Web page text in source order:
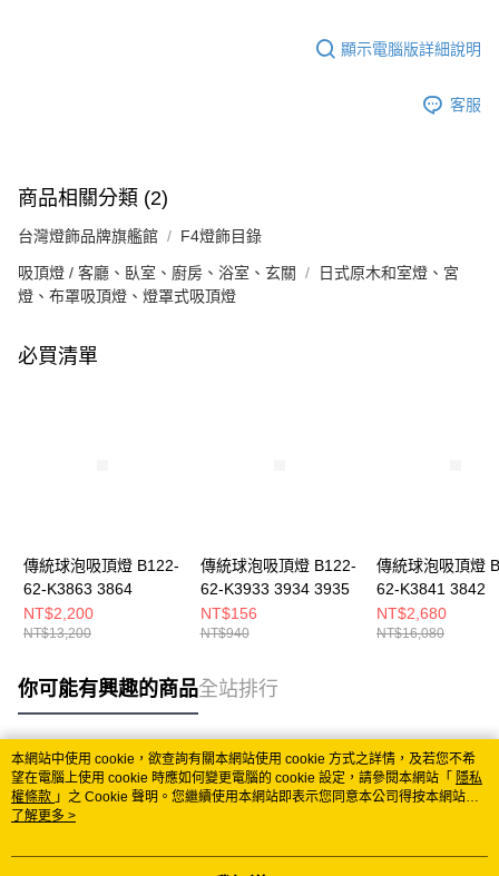
顯示電腦版詳細說明
客服
商品相關分類 (2)
台灣燈飾品牌旗艦館 F4燈飾目錄
吸頂燈 / 客廳、臥室、廚房、浴室、玄關
日式原木和室燈、宮
燈、布罩吸頂燈、燈罩式吸頂燈
必買清單
傳統球泡吸頂燈 B122-
62-K3863 3864
NT$2,200
NT$13,200
傳統球泡吸頂燈 B122-
62-K3933 3934 3935
NT$156
NT$940
傳統球泡吸頂燈
62-K3841 3842
NT$2,680
NT$16,080
你可能有興趣的商品全站排行
熱門標籤
本網站中使用 cookie，欲查詢有關本網站使用 cookie 方式之詳情，及若您不希
望在電腦上使用 cookie 時應如何變更電腦的 cookie 設定，請參閱本網站「 隱私
權條款 」之 Cookie 聲明。您繼續使用本網站即表示您同意本公司得按本網站使
用條款之 Cookie 聲明使用 cookie。
了解更多 >